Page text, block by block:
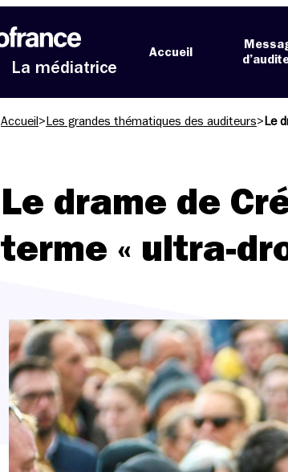
La médiatrice
Accueil
Accueil > Les grandes thématiques des auditeurs> Le
Le drame de
terme « ultra-